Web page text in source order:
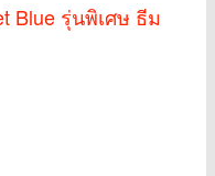
Blue รุ่นพิเศษ ธีม